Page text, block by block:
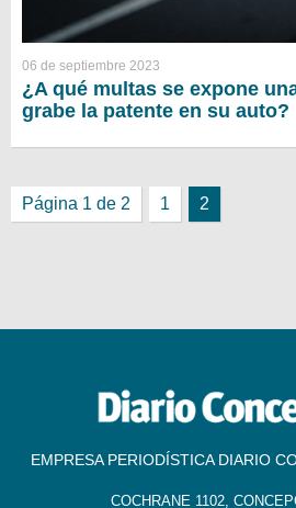
06 de septiembre 2023
¿A qué multas se expone
grabe la patente en su auto?
Página 1 de 2 1 2
EMPRESA PERIODÍSTICA DIARIO
COCHRANE 1102,